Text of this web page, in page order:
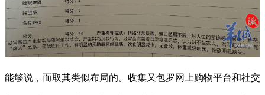
能够说，而取其类似布局的。收集又包罗网上购物平台和社交